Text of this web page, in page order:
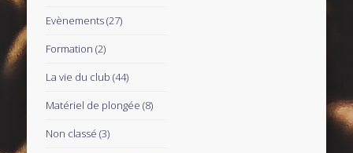
Evènements(27)
Formation (2)
La vie du club (44)
Matériel de plongée (8)
Non classé (3)